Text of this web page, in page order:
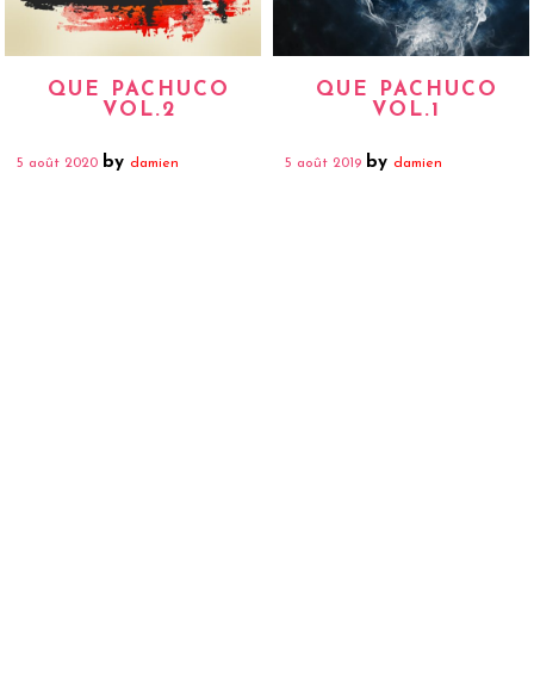
QUE PACHUCO
VOL.2
5 août 2020 bydamien
QUE PACHUCO
VOL.1
5 août 2019 by damien